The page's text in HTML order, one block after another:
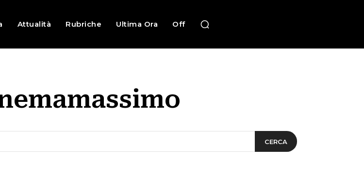
Attualità Rubriche Ultima Ora Off
CERCA